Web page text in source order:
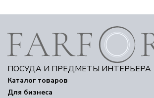
ПОСУДА И ПРЕДМЕТЫ ИНТЕРЬЕРА
Каталог товаров
Для бизнеса